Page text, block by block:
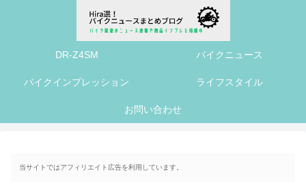
DR-Z4SM バイクニュース
バイクインプレッション ライフスタイル
お問い合わせ
当サイトではアフィリエイト広告を利用しています。